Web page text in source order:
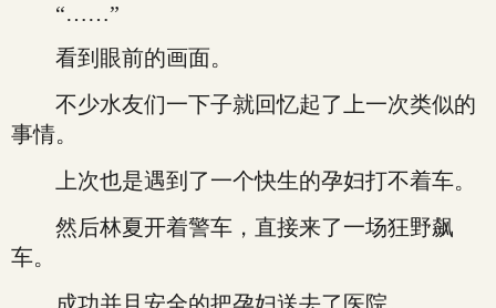
“……”
看到眼前的画面。
不少水友们一下子就回忆起了上一次类似的
事情。
上次也是遇到了一个快生的孕妇打不着车。
然后林夏开着警车，直接来了一场狂野飙
车。